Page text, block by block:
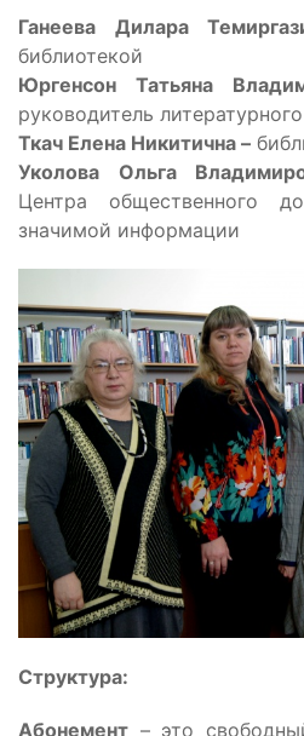
Ганеева Дилара
библиотекой
Юргенсон Татьяна
руководитель
Ткач Елена Никитична –
Уколова Ольга
Центра общественного
значимой информации
Структура:
Абонемент – это